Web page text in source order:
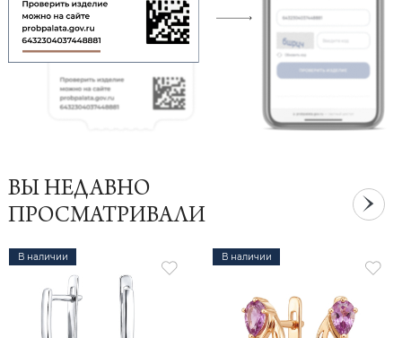
ВЫ НЕДАВНО
ПРОСМАТРИВАЛИ
В наличии В наличии